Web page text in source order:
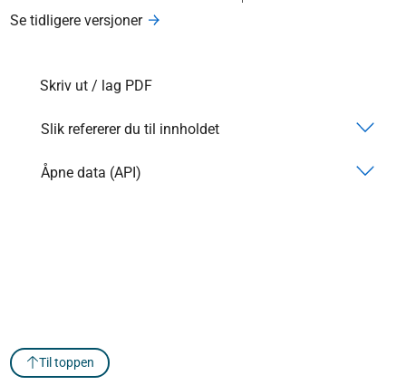
Se tidligere versjoner
Skriv ut / lag PDF
Slik refererer du til innholdet
Åpne data (API)
Til toppen